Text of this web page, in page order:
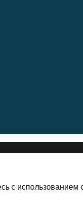
с использованием